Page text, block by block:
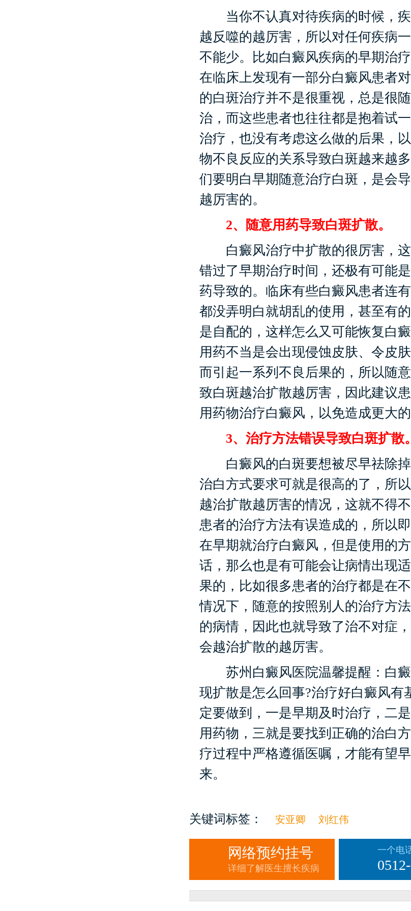
当你不认真对待疾病的时候，疾
越反噬的越厉害，所以对任何疾病
不能少。比如白癜风疾病的早期治疗
在临床上发现有一部分白癜风患者
的白斑治疗并不是很重视，总是很
治，而这些患者也往往都是抱着试
治疗，也没有考虑这么做的后果，
物不良反应的关系导致白斑越来越
们要明白早期随意治疗白斑，是会
越厉害的。
2、随意用药导致白斑扩散。
白癜风治疗中扩散的很厉害，这
错过了早期治疗时间，还极有可能
药导致的。临床有些白癜风患者连
都没弄明白就胡乱的使用，甚至有
是自配的，这样怎么又可能恢复白
用药不当是会出现侵蚀皮肤、令皮
而引起一系列不良后果的，所以随
致白斑越治扩散越厉害，因此建议
用药物治疗白癜风，以免造成更大的
3、治疗方法错误导致白斑扩散。
白癜风的白斑要想被尽早祛除掉
治白方式要求可就是很高的了，所
越治扩散越厉害的情况，这就不得
患者的治疗方法有误造成的，所以
在早期就治疗白癜风，但是使用的
话，那么也是有可能会让病情出现
果的，比如很多患者的治疗都是在
情况下，随意的按照别人的治疗方
的病情，因此也就导致了治不对症
会越治扩散的越厉害。
苏州白癜风医院温馨提醒：白癜
现扩散是怎么回事?治疗好白癜风有
定要做到，一是早期及时治疗，二
用药物，三就是要找到正确的治白
疗过程中严格遵循医嘱，才能有望
来。
关键词标签： 安亚卿 刘红伟
网络预约挂号
详细了解医生擅长疾病
一个电